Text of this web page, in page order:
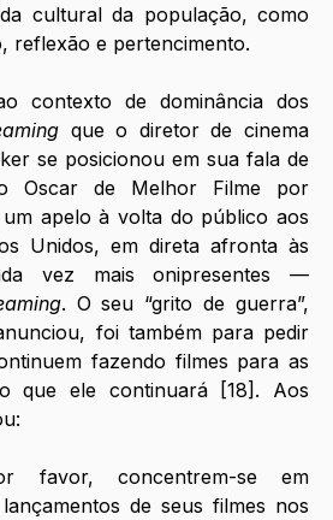
cultural da população, como
reflexão e pertencimento.
contexto de dominância dos
que o diretor de cinema
se posicionou em sua fala de
Oscar de Melhor Filme por
apelo à volta do público aos
Unidos, em direta afronta às
vez mais onipresentes —
. O seu “grito de guerra”,
foi também para pedir
fazendo filmes para as
que ele continuará [18]. Aos
favor, concentrem-se em
de seus filmes nos